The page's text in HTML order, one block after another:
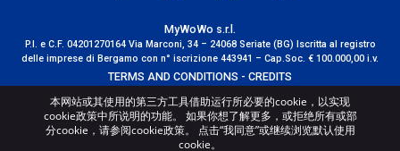
MyWoWo s.r.l.
P.I. e C.F. 04201270164 Via Marconi, 34 – 24068 Seriate (BG) Iscritta al registro
delle imprese di Bergamo con n° iscrizione 443941 – Cap.Soc. € 100.000,00 i.v.
TERMS AND CONDITIONS - CREDITS
本网站或其使用的第三方工具借助运行所必要的cookie，以实现
cookie政策中所说明的功能。 如果你想了解更多，或拒绝所有或部
分cookie，请参阅cookie政策。 点击“我同意”或继续浏览默认使用
cookie。